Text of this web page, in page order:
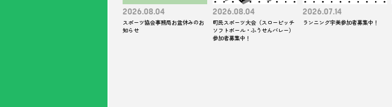
2026.08.04
スポーツ協会事務局お盆休みのお
知らせ
2026.08.04
町民スポーツ大会（スローピッチ
ソフトボール・ふうせんバレー）
参加者募集中！
2026.07.14
ランニング宇美参加者募集中！